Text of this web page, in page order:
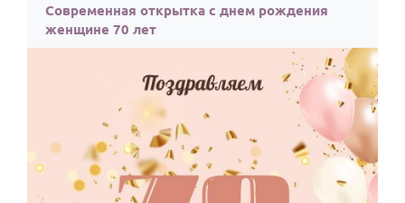
Современная открытка с днем рождения
женщине 70 лет